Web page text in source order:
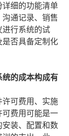
细的功能清单
通记录、销售
行系统的试
否具备定制化
的成本构成有
可费用、实施
费用可能是一
装、配置和数